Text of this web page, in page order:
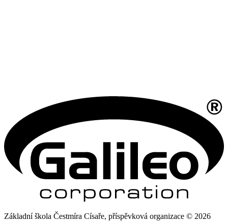
Základní škola Čestmíra Císaře, příspěvková organizace © 2026